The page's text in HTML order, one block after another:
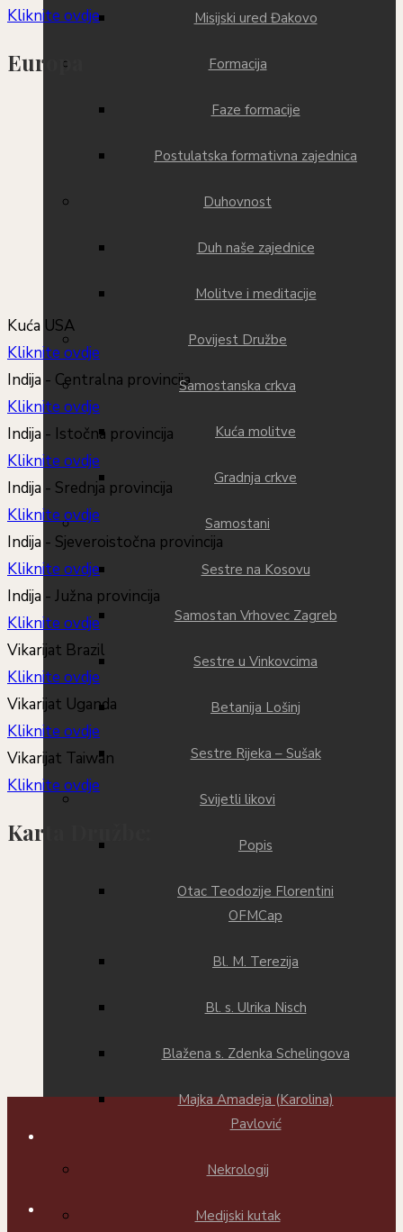
Misijski ured Đakovo
Formacija
Faze formacije
Postulatska formativna zajednica
Duhovnost
Duh naše zajednice
Molitve i meditacije
Povijest Družbe
Samostanska crkva
Kuća molitve
Gradnja crkve
Samostani
Sestre na Kosovu
Samostan Vrhovec Zagreb
Sestre u Vinkovcima
Betanija Lošinj
Sestre Rijeka – Sušak
Svijetli likovi
Popis
Otac Teodozije Florentini
OFMCap
Bl. M. Terezija
Bl. s. Ulrika Nisch
Blažena s. Zdenka Schelingova
Majka Amadeja (Karolina)
Pavlović
Nekrologij
Medijski kutak
Kliknite ovdje
Europa
Kuća USA
Kliknite ovdje
Indija - Centralna provincija
Kliknite ovdje
Indija - Istočna provincija
Kliknite ovdje
Indija - Srednja provincija
Kliknite ovdje
Indija - Sjeveroistočna provincija
Kliknite ovdje
Indija - Južna provincija
Kliknite ovdje
Vikarijat Brazil
Kliknite ovdje
Vikarijat Uganda
Kliknite ovdje
Vikarijat Taiwan
Kliknite ovdje
Karta Družbe: